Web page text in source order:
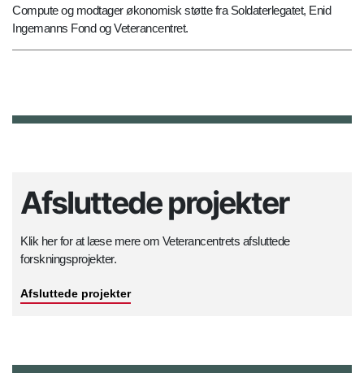
Compute og modtager økonomisk støtte fra Soldaterlegatet, Enid
Ingemanns Fond og Veterancentret.
Afsluttede projekter
Klik her for at læse mere om Veterancentrets afsluttede
forskningsprojekter.
Afsluttede projekter